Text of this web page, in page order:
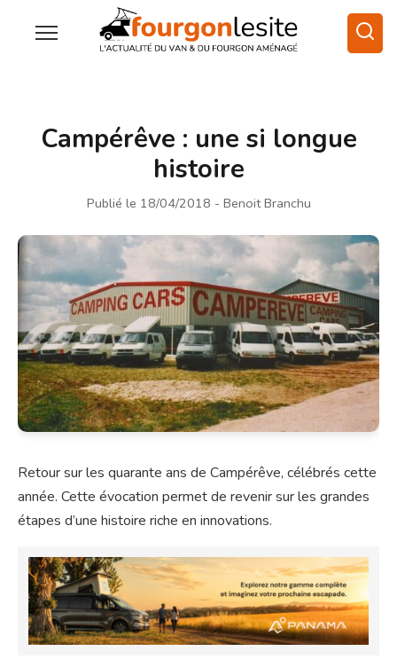
Campérêve : une si longue
histoire
Publié le 18/04/2018 - Benoit Branchu
Retour sur les quarante ans de Campérêve, célébrés cette
année. Cette évocation permet de revenir sur les grandes
étapes d’une histoire riche en innovations.